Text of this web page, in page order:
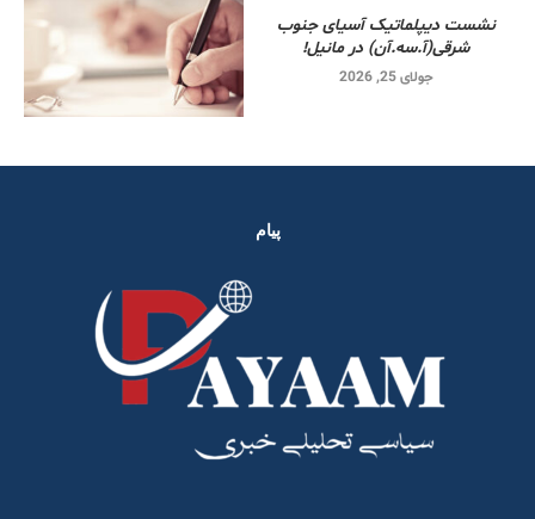
نشست دیپلماتیک آسیای جنوب
شرقی‌(آ.سه.آن) در مانیل!
جولای 25, 2026
پیام